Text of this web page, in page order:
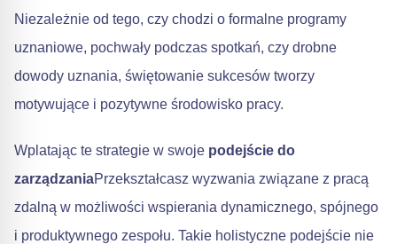
Niezależnie od tego, czy chodzi o formalne programy
uznaniowe, pochwały podczas spotkań, czy drobne
dowody uznania, świętowanie sukcesów tworzy
motywujące i pozytywne środowisko pracy.
Wplatając te strategie w swoje podejście do
zarządzaniaPrzekształcasz wyzwania związane z pracą
zdalną w możliwości wspierania dynamicznego, spójnego
i produktywnego zespołu. Takie holistyczne podejście nie